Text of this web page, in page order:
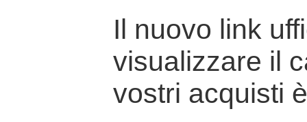
Il nuovo link
visualizzare il
vostri acquisti